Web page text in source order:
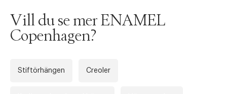
Tidigare
Vill du se mer ENAMEL
Copenhagen?
Stiftörhängen Creoler